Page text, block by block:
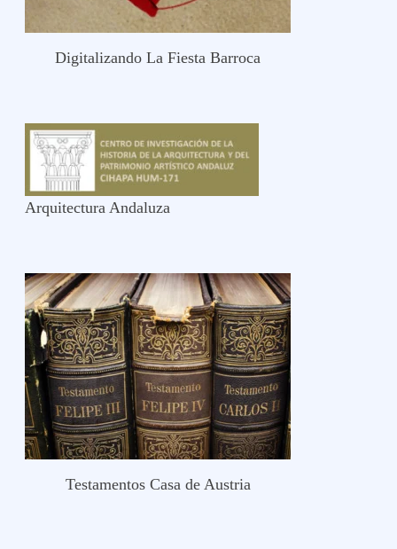
Digitalizando La Fiesta Barroca
Arquitectura Andaluza
Testamentos Casa de Austria